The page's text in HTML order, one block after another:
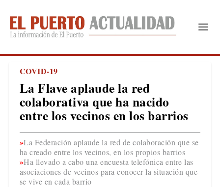
COVID-19
La Flave aplaude la red
colaborativa que ha nacido
entre los vecinos en los barrios
La Federación aplaude la red de colaboración que se
ha creado entre los vecinos, en los propios barrios
Ha llevado a cabo una encuesta telefónica entre las
asociaciones de vecinos para conocer la situación que
se vive en cada barrio